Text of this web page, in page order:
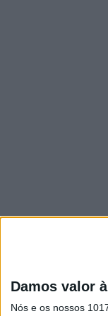
Damos valor
Nós e os nossos